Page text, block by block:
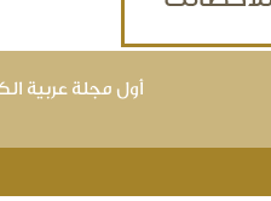
أول مجلة عربية